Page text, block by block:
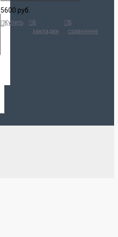
5600 руб.
Купить
В
закладки
В
сравнение